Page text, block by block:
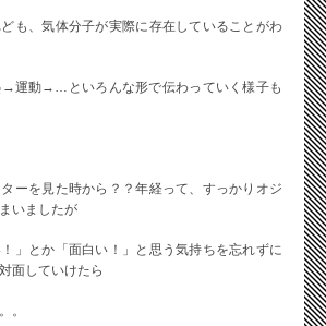
も、気体分子が実際に存在していることがわ
運動→…といろんな形で伝わっていく様子も
ーを見た時から？？年経って、すっかりオジ
いましたが
」とか「面白い！」と思う気持ちを忘れずに
面していけたら
。